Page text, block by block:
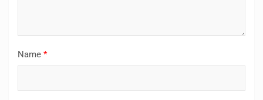
Name *